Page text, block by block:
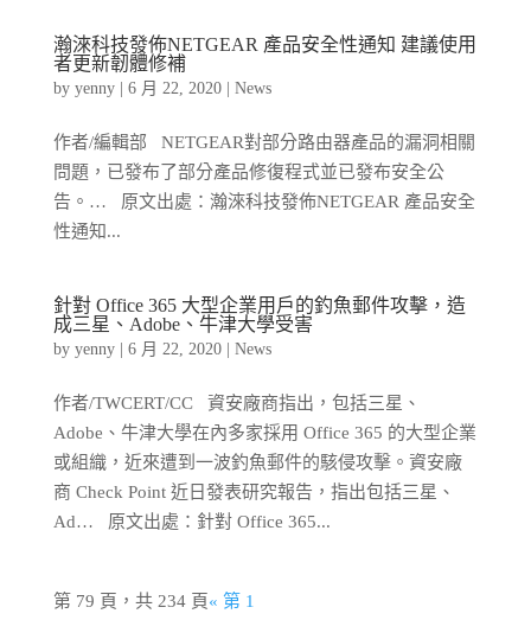
瀚淶科技發佈NETGEAR 產品安全性通知 建議使用
者更新韌體修補
by yenny| 6 月 22, 2020| News
作者/編輯部 NETGEAR對部分路由器產品的漏洞相關
問題，已發布了部分產品修復程式並已發布安全公
告。… 原文出處：瀚淶科技發佈NETGEAR 產品安全
性通知...
針對 Office 365 大型企業用戶的釣魚郵件攻擊，造
成三星、Adobe、牛津大學受害
by yenny| 6 月 22, 2020| News
作者/TWCERT/CC 資安廠商指出，包括三星、
Adobe、牛津大學在內多家採用 Office 365 的大型企業
或組織，近來遭到一波釣魚郵件的駭侵攻擊。資安廠
商 Check Point 近日發表研究報告，指出包括三星、
Ad… 原文出處：針對 Office 365...
第 79 頁，共 234 頁« 第 1